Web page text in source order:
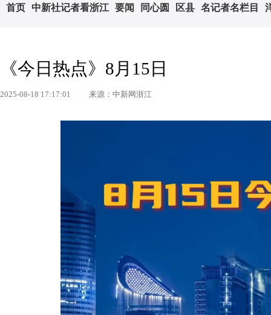
首页 中新社记者看浙江 要闻 同心圆 区县 名记者名栏目
《今日热点》8月15日
2025-08-18 17:17:01 来源：中新网浙江